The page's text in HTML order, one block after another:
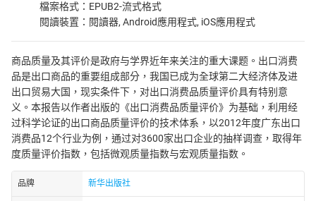
檔案格式：EPUB2-流式格式
閱讀裝置：閱讀器, Android應用程式, iOS應用程式
商品质量及其评价是政府与学界近年来关注的重大课题。出口消费
品是出口商品的重要组成部分，我国已成为全球第二大经济体及进
出口贸易大国，现实条件下，对出口消费品质量评价具有特别意
义。本报告以作者出版的《出口消费品质量评价》为基础，利用经
过科学论证的出口商品质量评价的技术体系，以2012年度广东出口
消费品12个行业为例，通过对3600家出口企业的抽样调查，取得年
度质量评价指数，包括微观质量指数与宏观质量指数。
品牌 新华出版社